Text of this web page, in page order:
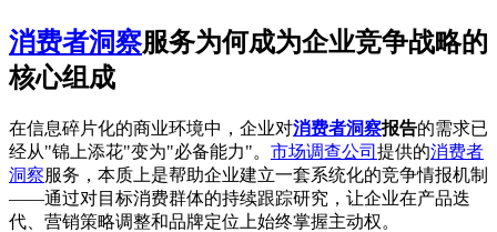
消费者洞察服务为何成为企业竞争战略的
核心组成
在信息碎片化的商业环境中，企业对消费者洞察报告的需求已
经从"锦上添花"变为"必备能力"。 市场调查公司 提供的消费者
洞察服务，本质上是帮助企业建立一套系统化的竞争情报机制
——通过对目标消费群体的持续跟踪研究，让企业在产品迭
代、营销策略调整和品牌定位上始终掌握主动权。